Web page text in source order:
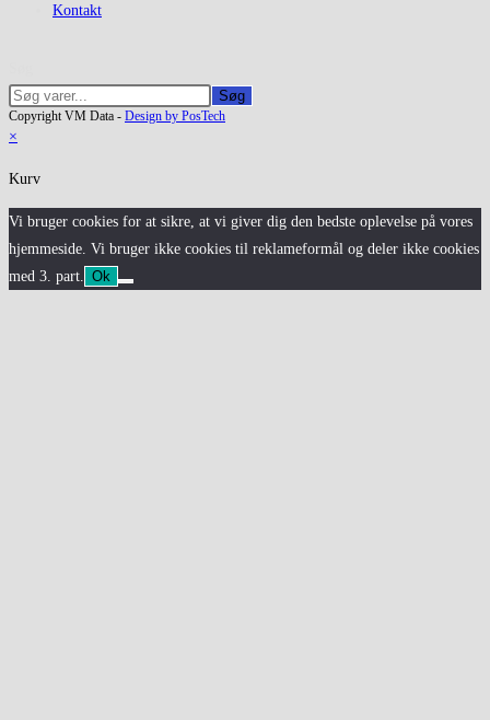
Kontakt
Søg
Copyright VM Data - Design by PosTech
×
Kurv
Vi bruger cookies for at sikre, at vi giver dig den bedste oplevelse på vores
hjemmeside. Vi bruger ikke cookies til reklameformål og deler ikke cookies
med 3. part.
Ok